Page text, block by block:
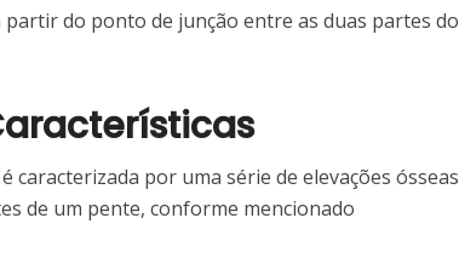
partir do ponto de junção entre as duas partes do
caracterizada por uma série de elevações ósseas
de um pente, conforme mencionado